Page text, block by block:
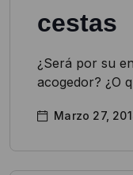
cestas
¿Será por su
acogedor? ¿O
Marzo 27,